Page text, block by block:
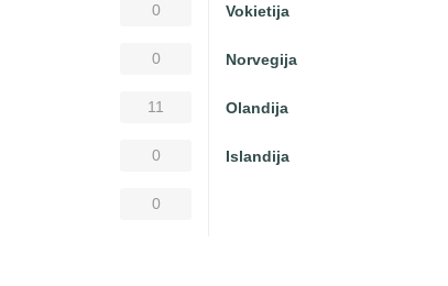
0 Vokietija
0 Norvegija
11 Olandija
0 Islandija
0